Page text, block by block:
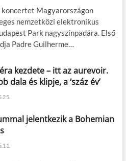
koncertet Magyarországon
nemzetközi elektronikus
Park nagyszínpadára. Első
Padre Guilherme…
kezdete – itt az aurevoir.
dala és klipje, a ‘száz év’
jelentkezik a Bohemian